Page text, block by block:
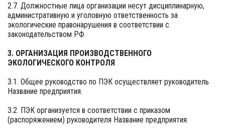
2.7. Должностные лица организации несут дисциплинарную,
административную и уголовную ответственность за
экологические правонарушения в соответствии с
законодательством РФ.
3. ОРГАНИЗАЦИЯ ПРОИЗВОДСТВЕННОГО
ЭКОЛОГИЧЕСКОГО КОНТРОЛЯ
3.1. Общее руководство по ПЭК осуществляет руководитель
Название предприятия.
3.2. ПЭК организуется в соответствии с приказом
(распоряжением) руководителя Название предприятия.